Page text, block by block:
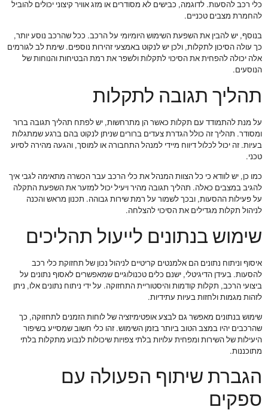
כלי רכב להסעות. לדוגמה, כבישים לא מסודרים או מזג אוויר קיצוני יכולים להוביל
להחמרת מצבים טכניים.
בנוסף, יש להבין את השפעת השימוש היומיומי על הרכב. ככל שהרכב נוסע יותר,
כך עולה הסיכון לתקלות, ולכן יש לנקוט באמצעי זהירות נוספים. שימת לב לגורמים
אלה יכולה להפחית את הסיכוי לתקלות ולשפר את רמת הבטיחות והנוחות של
הנוסעים.
תהליך תגובה לתקלות
על מנת להתמודד עם תקלות כאשר הן מתרחשות, יש לפתח תהליך תגובה ברור
ומסודר. תהליך זה כולל הגדרת צעדים ברורים שניתן לנקוט בהם ברגע שמתגלות
בעיות. זה יכול לכלול דיווח מיידי למנהל התחבורה או למוסך, והגעה מהירה לסיוע
טכני.
כמו כן, יש לוודא כי כל הצוות המנהל את כלי הרכב עבר הכשרה מתאימה לגבי איך
להגיב במצבים כאלה. תהליך תגובה מהיר ויעיל יכול למזער את השפעת התקלה
על פעילות ההסעות, ובכך לשמור על רמת שירות גבוהה. תכנון מראש והכנה
לניהול תקלות מגדילים את הסיכוי להצלחה.
שימוש בנתונים לייעול תהליכים
איסוף וניתוח נתונים הם אלמנטים קריטיים לניהול נכון של תחזוקת כלי רכב
להסעות. בעידן הדיגיטלי, ישנם כלים טכנולוגיים שמאפשרים לאסוף נתונים על
ביצועי הרכב, תקלות קודמות והיסטוריית התחזוקה. על ידי ניתוח נתונים אלו, ניתן
לזהות מגמות ולחזות בעיות עתידיות.
שימוש בנתונים מאפשר גם לבצע אופטימיזציה של לוחות הזמנים לתחזוקה, כך
שהרכבים יהיו במצב הטוב ביותר בזמן השימוש. זהו כלי חשוב שמסייע בשיפור
היעילות של השירות ומפחית עלויות בלתי צפויות שיכולות לנבוע מתקלות בלתי
מתוכננות.
הגברת שיתוף הפעולה עם
ספקים